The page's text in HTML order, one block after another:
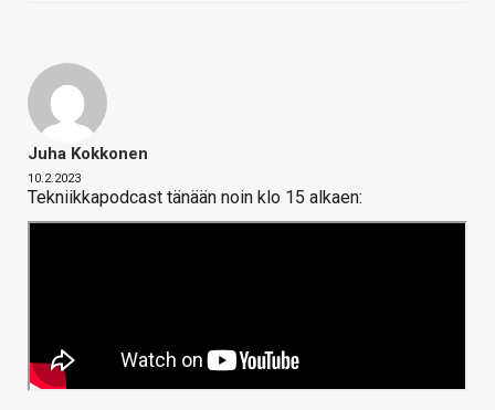
Juha Kokkonen
10.2.2023
Tekniikkapodcast tänään noin klo 15 alkaen: